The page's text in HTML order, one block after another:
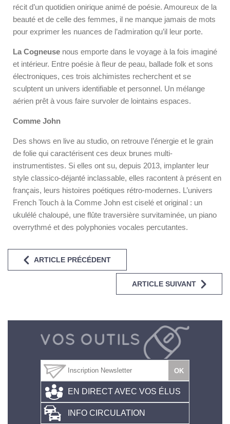
récit d’un quotidien onirique animé de poésie. Amoureux de la
beauté et de celle des femmes, il ne manque jamais de mots
pour exprimer les nuances de l’admiration qu’il leur porte.
La Cogneuse nous emporte dans le voyage à la fois imaginé
et intérieur. Entre poésie à fleur de peau, ballade folk et sons
électroniques, ces trois alchimistes recherchent et se
sculptent un univers identifiable et personnel. Un mélange
aérien prêt à vous faire survoler de lointains espaces.
Comme John
Des shows en live au studio, on retrouve l’énergie et le grain
de folie qui caractérisent ces deux brunes multi-
instrumentistes. Si elles ont su, depuis 2013, implanter leur
style classico-déjanté inclassable, elles racontent à présent en
français, leurs histoires poétiques rétro-modernes. L’univers
French Touch à la Comme John est ciselé et original : un
ukulélé chaloupé, une flûte traversière survitaminée, un piano
overrythmé et des polyphonies vocales percutantes.
ARTICLE PRÉCÉDENT
ARTICLE SUIVANT
EN DIRECT AVEC VOS ÉLUS
INFO CIRCULATION